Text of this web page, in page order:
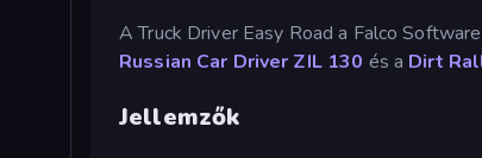
A Truck Driver Easy Road a Falco
Russian Car Driver ZIL 130 és a Dirt
Jellemzők